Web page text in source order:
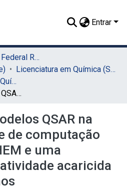
Entrar
01. Universidade Federal Rural de Pernambuco - UFRPE (Sede)
Licenciatura em Química (Sede)
TCC - Licenciatura em Química (Sede)
Obtenção de modelos QSAR na plataforma livre de computação em nuvem OCHEM e uma aplicação para atividade acaricida de monoterpenos
QSAR na
de computação
e uma
acaricida